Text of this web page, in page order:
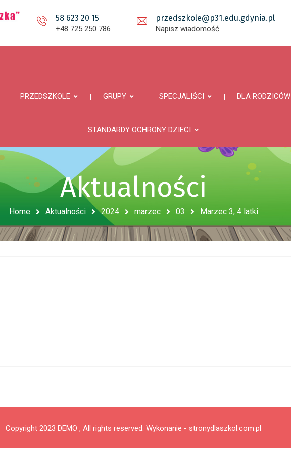
58 623 20 15
+48 725 250 786
przedszkole@p31.edu.gdynia.pl
Napisz wiadomość
PRZEDSZKOLE GRUPY SPECJALIŚCI DLA RODZICÓW
STANDARDY OCHRONY DZIECI
Aktualności
Home Aktualności 2024 marzec 03 Marzec 3, 4 latki
Copyright 2023 DEMO , All rights reserved. Wykonanie - stronydlaszkol.com.pl